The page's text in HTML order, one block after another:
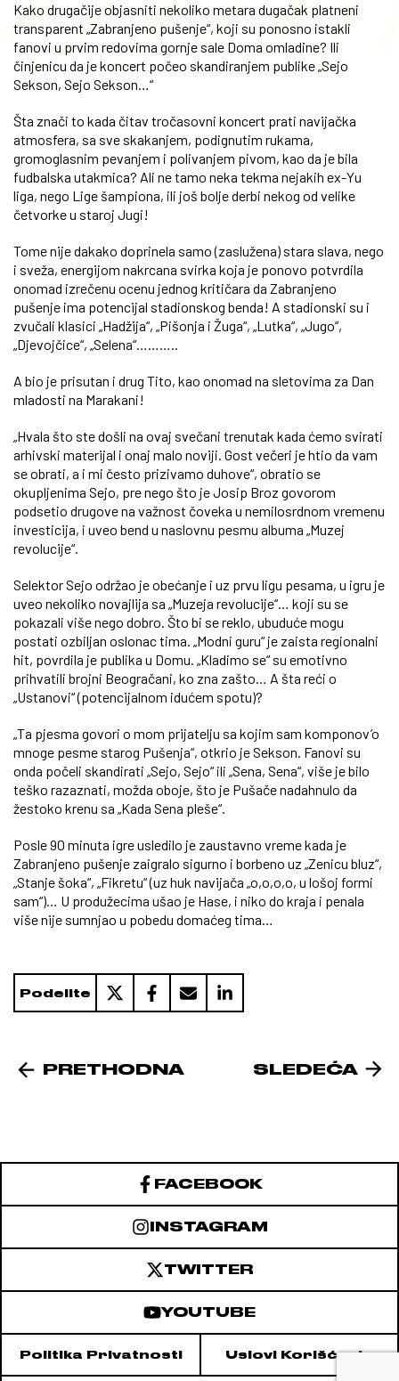
Kako drugačije objasniti nekoliko metara dugačak platneni
transparent „Zabranjeno pušenje“, koji su ponosno istakli
fanovi u prvim redovima gornje sale Doma omladine? Ili
činjenicu da je koncert počeo skandiranjem publike „Sejo
Sekson, Sejo Sekson…“
Šta znači to kada čitav tročasovni koncert prati navijačka
atmosfera, sa sve skakanjem, podignutim rukama,
gromoglasnim pevanjem i polivanjem pivom, kao da je bila
fudbalska utakmica? Ali ne tamo neka tekma nejakih ex-Yu
liga, nego Lige šampiona, ili još bolje derbi nekog od velike
četvorke u staroj Jugi!
Tome nije dakako doprinela samo (zaslužena) stara slava, nego
i sveža, energijom nakrcana svirka koja je ponovo potvrdila
onomad izrečenu ocenu jednog kritičara da Zabranjeno
pušenje ima potencijal stadionskog benda! A stadionski su i
zvučali klasici „Hadžija“, „Pišonja i Žuga“, „Lutka“, „Jugo“,
„Djevojčice“, „Selena“………..
A bio je prisutan i drug Tito, kao onomad na sletovima za Dan
mladosti na Marakani!
„Hvala što ste došli na ovaj svečani trenutak kada ćemo svirati
arhivski materijal i onaj malo noviji. Gost večeri je htio da vam
se obrati, a i mi često prizivamo duhove“, obratio se
okupljenima Sejo, pre nego što je Josip Broz govorom
podsetio drugove na važnost čoveka u nemilosrdnom vremenu
investicija, i uveo bend u naslovnu pesmu albuma „Muzej
revolucije“.
Selektor Sejo održao je obećanje i uz prvu ligu pesama, u igru je
uveo nekoliko novajlija sa „Muzeja revolucije“… koji su se
pokazali više nego dobro. Što bi se reklo, ubuduće mogu
postati ozbiljan oslonac tima. „Modni guru“ je zaista regionalni
hit, povrdila je publika u Domu. „Kladimo se“ su emotivno
prihvatili brojni Beogračani, ko zna zašto… A šta reći o
„Ustanovi“ (potencijalnom idućem spotu)?
„Ta pjesma govori o mom prijatelju sa kojim sam komponov’o
mnoge pesme starog Pušenja“, otkrio je Sekson. Fanovi su
onda počeli skandirati „Sejo, Sejo“ ili „Sena, Sena“, više je bilo
teško razaznati, možda oboje, što je Pušače nadahnulo da
žestoko krenu sa „Kada Sena pleše“.
Posle 90 minuta igre usledilo je zaustavno vreme kada je
Zabranjeno pušenje zaigralo sigurno i borbeno uz „Zenicu bluz“,
„Stanje šoka“, „Fikretu“ (uz huk navijača „o,o,o,o, u lošoj formi
sam“)… U produžecima ušao je Hase, i niko do kraja i penala
više nije sumnjao u pobedu domaćeg tima…
Podelite
PRETHODNA SLEDEĆA
FACEBOOK
INSTAGRAM
TWITTER
YOUTUBE
Politika Privatnosti Uslovi Korišćenja